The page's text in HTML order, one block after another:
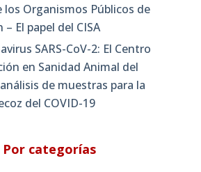
los Organismos Públicos de
El papel del CISA
SARS-CoV-2: El Centro
en Sanidad Animal del
de muestras para la
del COVID-19
Por categorías